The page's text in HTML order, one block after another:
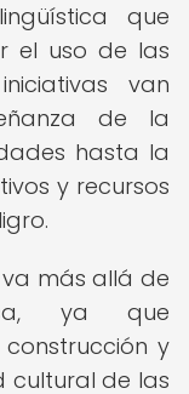
que
el uso de las
van
de la
hasta la
y recursos
más allá de
ya que
y
cultural de las